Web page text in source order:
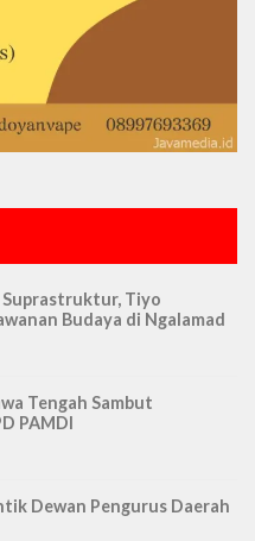
Suprastruktur, Tiyo
Budaya di Ngalamad
Tengah Sambut
PAMDI
Dewan Pengurus Daerah